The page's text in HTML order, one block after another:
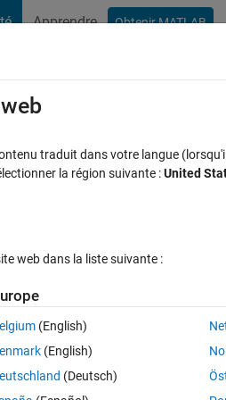
Apprendre Obtenir MATLAB
and paper image
error in the code?
traduit dans votre langue
la région suivante :United
web dans la liste suivante :
(English)
(English)
(Deutsch)